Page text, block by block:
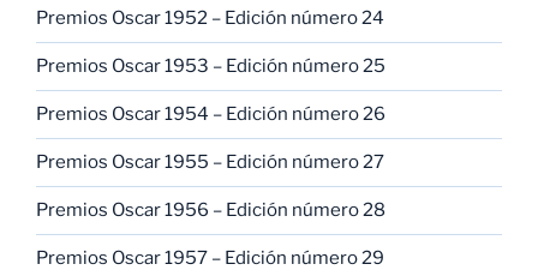
Premios Oscar 1952 – Edición número 24
Premios Oscar 1953 – Edición número 25
Premios Oscar 1954 – Edición número 26
Premios Oscar 1955 – Edición número 27
Premios Oscar 1956 – Edición número 28
Premios Oscar 1957 – Edición número 29